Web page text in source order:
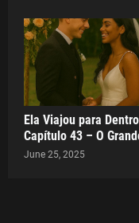
Ela Viajou para
Capítulo 43 – O
June 25, 2025